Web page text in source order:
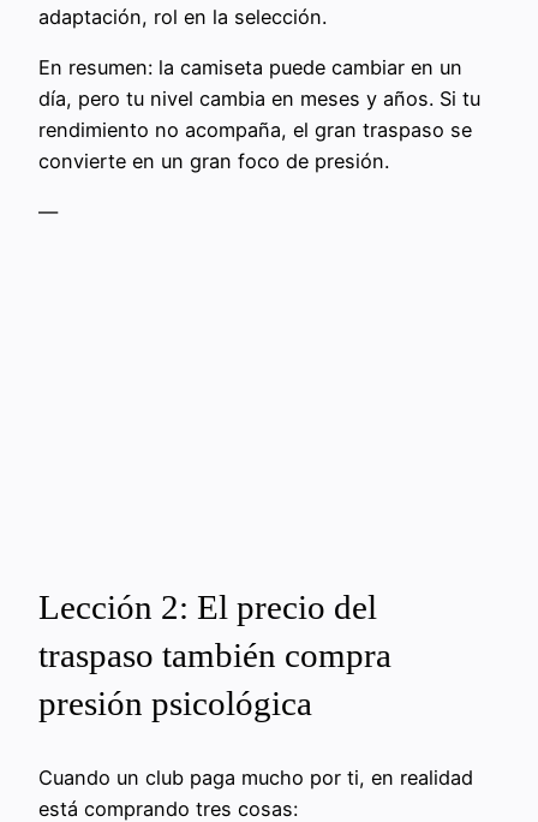
adaptación, rol en la selección.
En resumen: la camiseta puede cambiar en un
día, pero tu nivel cambia en meses y años. Si tu
rendimiento no acompaña, el gran traspaso se
convierte en un gran foco de presión.
—
Lección 2: El precio del
traspaso también compra
presión psicológica
Cuando un club paga mucho por ti, en realidad
está comprando tres cosas: